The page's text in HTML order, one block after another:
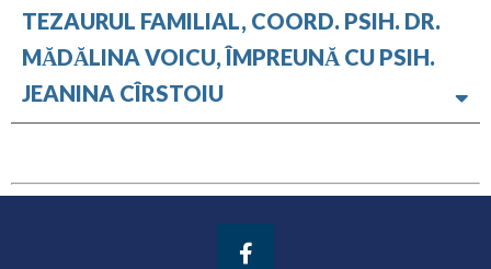
TEZAURUL FAMILIAL, COORD. PSIH. DR.
MĂDĂLINA VOICU, ÎMPREUNĂ CU PSIH.
JEANINA CÎRSTOIU